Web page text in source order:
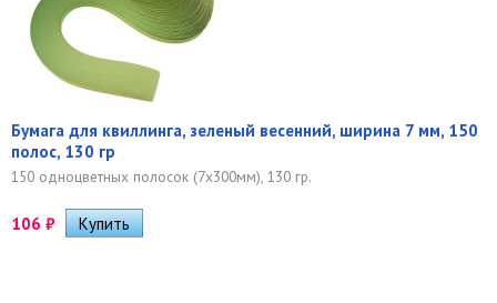
Бумага для квиллинга, зеленый весенний, ширина 7 мм, 150
полос, 130 гр
150 одноцветных полосок (7х300мм), 130 гр.
106 ₽